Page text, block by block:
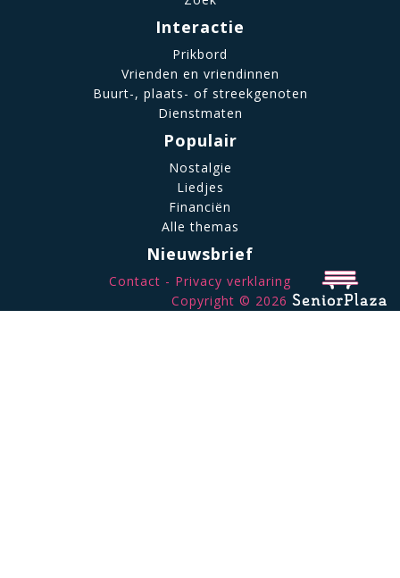
Interactie
Prikbord
Vrienden en vriendinnen
Buurt-, plaats- of streekgenoten
Dienstmaten
Populair
Nostalgie
Liedjes
Financiën
Alle themas
Nieuwsbrief
Contact
Privacy verklaring
Copyright © 2026